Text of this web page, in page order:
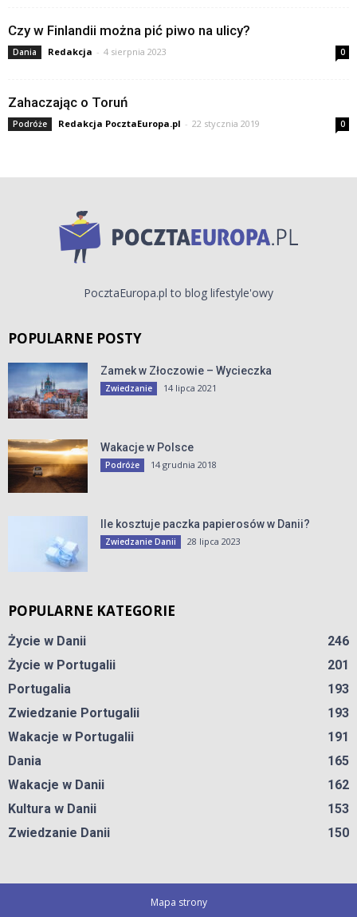
Czy w Finlandii można pić piwo na ulicy?
Dania Redakcja - 4 sierpnia 2023 0
Zahaczając o Toruń
Podróże Redakcja PocztaEuropa.pl - 22 stycznia 2019 0
PocztaEuropa.pl to blog lifestyle'owy
POPULARNE POSTY
Zamek w Złoczowie – Wycieczka
Zwiedzanie 14 lipca 2021
Wakacje w Polsce
Podróże 14 grudnia 2018
Ile kosztuje paczka papierosów w Danii?
Zwiedzanie Danii 28 lipca 2023
POPULARNE KATEGORIE
Życie w Danii
246
Życie w Portugalii
201
Portugalia
193
Zwiedzanie Portugalii
193
Wakacje w Portugalii
191
Dania
165
Wakacje w Danii
162
Kultura w Danii
153
Zwiedzanie Danii
150
Mapa strony